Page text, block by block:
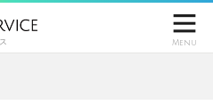

Menu